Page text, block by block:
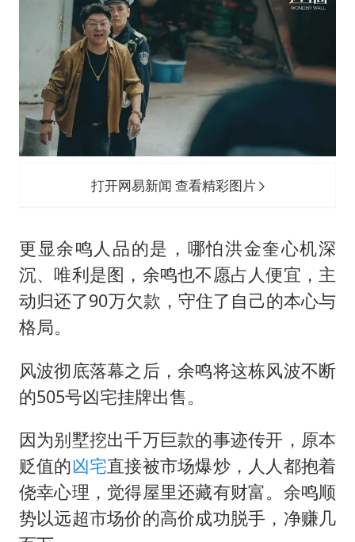
打开网易新闻 查看精彩图片
更显余鸣人品的是，哪怕洪金奎心机深
沉、唯利是图，余鸣也不愿占人便宜，主
动归还了90万欠款，守住了自己的本心与
格局。
风波彻底落幕之后，余鸣将这栋风波不断
的505号凶宅挂牌出售。
因为别墅挖出千万巨款的事迹传开，原本
贬值的凶宅直接被市场爆炒，人人都抱着
侥幸心理，觉得屋里还藏有财富。余鸣顺
势以远超市场价的高价成功脱手，净赚几